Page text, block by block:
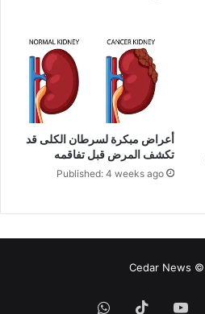
أعراض مبكرة لسرطان الكلى قد
تكشف المرض قبل تفاقمه
Published: 4 weeks ago
Cedar News
‫YouTube
‫TikTokواتساب